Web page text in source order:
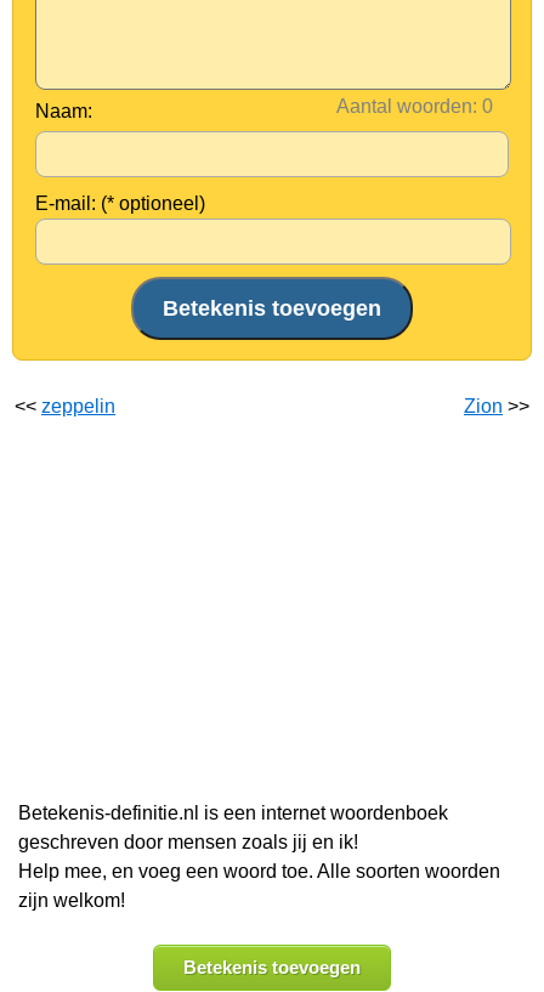
Aantal woorden:
Naam:
E-mail: (* optioneel)
<< zeppelin Zion >>
Betekenis-definitie.nl is een internet woordenboek
geschreven door mensen zoals jij en ik!
Help mee, en voeg een woord toe. Alle soorten woorden
zijn welkom!
Betekenis toevoegen